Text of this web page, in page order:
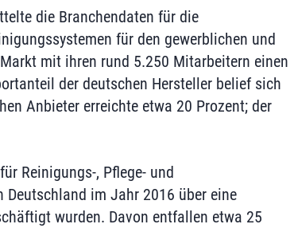
die Branchendaten für die
für den gewerblichen und
mit ihren rund 5.250 Mitarbeitern einen
der deutschen Hersteller belief sich
Anbieter erreichte etwa 20 Prozent; der
Reinigungs-, Pflege- und
im Jahr 2016 über eine
wurden. Davon entfallen etwa 25